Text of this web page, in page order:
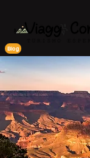
Blog